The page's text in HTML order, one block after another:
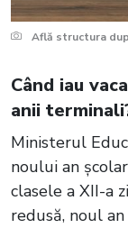
Află structura
Când iau
anii
Ministerul
noului an
clasele a XII-a
redusă, noul